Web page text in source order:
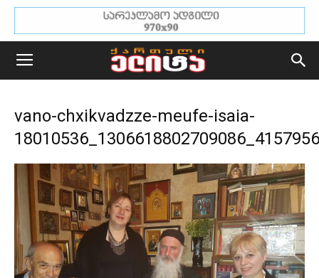
vano-chxikvadzze-meufe-isaia-